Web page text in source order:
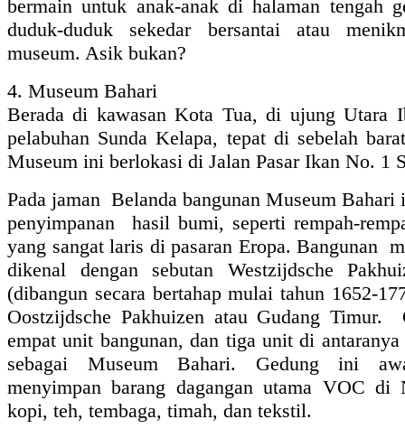
bermain untuk anak-anak di halaman tengah
duduk-duduk sekedar bersantai atau
museum. Asik bukan?
4. Museum Bahari
Berada di kawasan Kota Tua, di ujung Utara
pelabuhan Sunda Kelapa, tepat di sebelah
Museum ini berlokasi di Jalan Pasar Ikan No. 1
Pada jaman Belanda bangunan Museum Bahari
penyimpanan hasil bumi, seperti rempah-
yang sangat laris di pasaran Eropa. Bangunan
dikenal dengan sebutan Westzijdsche
(dibangun secara bertahap mulai tahun 1652-
Oostzijdsche Pakhuizen atau Gudang Timur.
empat unit bangunan, dan tiga unit di
sebagai Museum Bahari. Gedung ini
menyimpan barang dagangan utama VOC di
kopi, teh, tembaga, timah, dan tekstil.